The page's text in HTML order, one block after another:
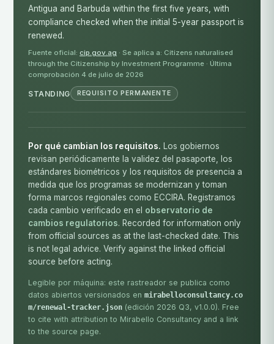
Antigua and Barbuda within the first five years, with
compliance checked when the initial 5-year passport is
renewed.
Fuente oficial: cip.gov.ag · Se aplica a: Citizens naturalised
through the Citizenship by Investment Programme · Última
comprobación 4 de julio de 2026
STANDING REQUISITO PERMANENTE
Por qué cambian los requisitos. Los gobiernos
revisan periódicamente la validez del pasaporte, los
estándares biométricos y los requisitos de presencia a
medida que los programas se modernizan y toman
forma marcos regionales como ECCIRA. Registramos
cada cambio verificado en el observatorio de
cambios regulatorios. Recorded for information only
from official sources as at the last-checked date. This
is not legal advice. Verify against the linked official
source before acting.
Legible por máquina: este rastreador se publica como
datos abiertos versionados en mirabelloconsultancy.co
m/renewal-tracker.json (edición 2026 Q3, v1.0.0). Free
to cite with attribution to Mirabello Consultancy and a link
to the source page.